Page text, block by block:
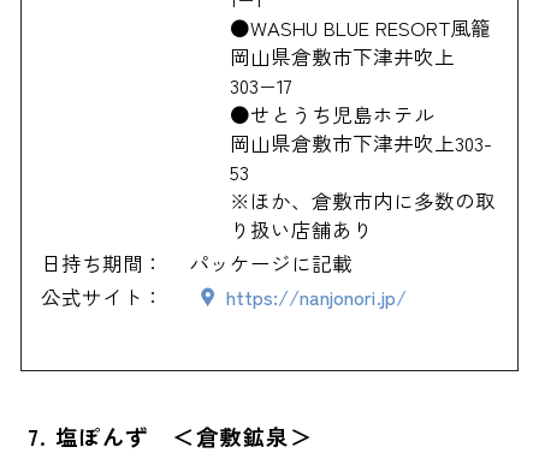
●WASHU BLUE RESORT風籠
岡山県倉敷市下津井吹上
303−17
●せとうち児島ホテル
岡山県倉敷市下津井吹上303-
53
※ほか、倉敷市内に多数の取
り扱い店舗あり
日持ち期間：
パッケージに記載
公式サイト：
https://nanjonori.jp/
7. 塩ぽんず ＜倉敷鉱泉＞